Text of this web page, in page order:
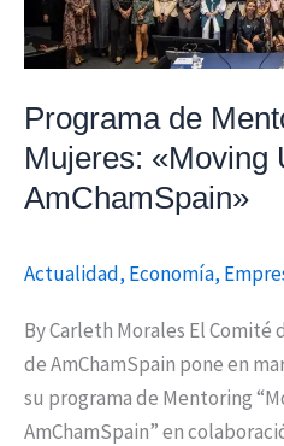
Programa de
Mujeres: «Moving
AmChamSpain»
Actualidad, Economía,
By Carleth Morales El Comité
de AmChamSpain pone en
su programa de Mentoring
AmChamSpain” en
«Moving
Upwards
AmChamSpain»